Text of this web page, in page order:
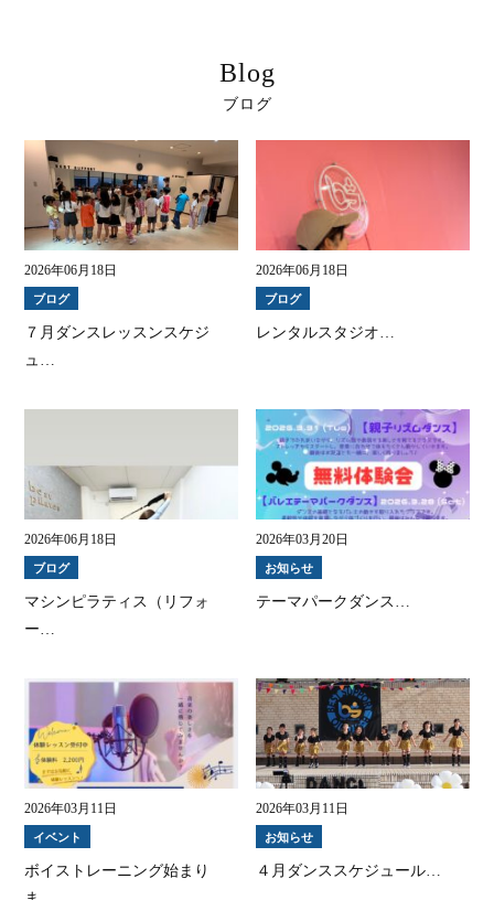
Blog
ブログ
2026年06月18日
ブログ
７月ダンスレッスンスケジ
ュ…
2026年06月18日
ブログ
レンタルスタジオ…
2026年06月18日
ブログ
マシンピラティス（リフォ
ー…
2026年03月20日
お知らせ
テーマパークダンス…
2026年03月11日
イベント
ボイストレーニング始まり
2026年03月11日
お知らせ
４月ダンススケジュール…